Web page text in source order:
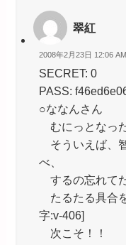
翠紅
2008年2月23日 12:06 AM
SECRET: 0
PASS:
○ななんさん
むにっとなっ
そういえば、
べ、
するの忘れて
たるたる具合
字:v-406]
次こそ！！